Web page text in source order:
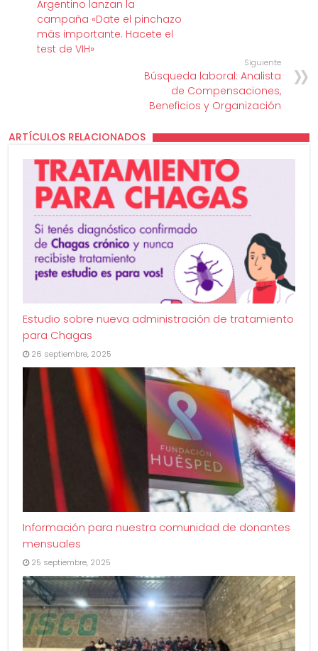
Argentino lanzan la
campaña «Date el pinchazo
más importante. Hacete el
test de VIH»
Siguiente
Búsqueda laboral: Analista
de Compensaciones,
Beneficios y Organización
ARTÍCULOS RELACIONADOS
Estudio sobre nueva administración de tratamiento
para Chagas
26 septiembre, 2025
Información para nuestra comunidad de donantes
mensuales
25 septiembre, 2025